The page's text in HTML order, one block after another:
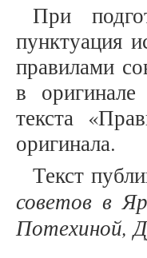
При
пунктуация
правилами
в
текста
оригинала.
Текст
советов в
Потехиной,